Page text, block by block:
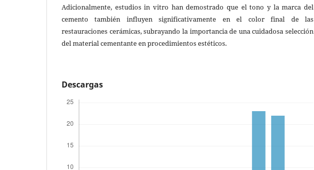
Adicionalmente, estudios in vitro han demostrado que el tono y la marca del
cemento también influyen significativamente en el color final de las
restauraciones cerámicas, subrayando la importancia de una cuidadosa selección
del material cementante en procedimientos estéticos.
Descargas